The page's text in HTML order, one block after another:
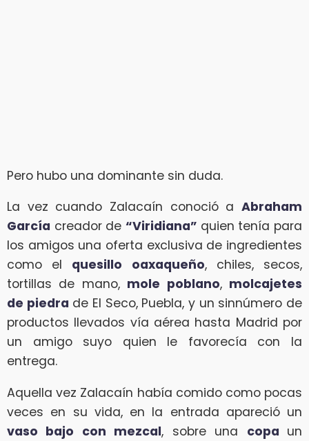
Pero hubo una dominante sin duda.
La vez cuando Zalacaín conoció a Abraham
García creador de “Viridiana” quien tenía para
los amigos una oferta exclusiva de ingredientes
como el quesillo oaxaqueño, chiles, secos,
tortillas de mano, mole poblano, molcajetes
de piedra de El Seco, Puebla, y un sinnúmero de
productos llevados vía aérea hasta Madrid por
un amigo suyo quien le favorecía con la
entrega.
Aquella vez Zalacaín había comido como pocas
veces en su vida, en la entrada apareció un
vaso bajo con mezcal, sobre una copa un